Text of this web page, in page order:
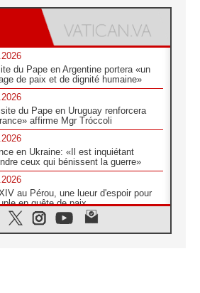
du Pape en Argentine portera «un
de paix et de dignité humaine»
du Pape en Uruguay renforcera
affirme Mgr Tróccoli
en Ukraine: «Il est inquiétant
ceux qui bénissent la guerre»
au Pérou, une lueur d'espoir pour
en quête de paix
L'Église en Afrique vers